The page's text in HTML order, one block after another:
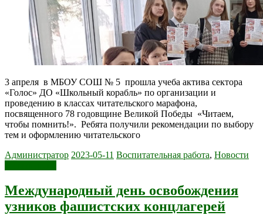
3 апреля в МБОУ СОШ № 5 прошла учеба актива сектора
«Голос» ДО «Школьный корабль» по организации и
проведению в классах читательского марафона,
посвященного 78 годовщине Великой Победы «Читаем,
чтобы помнить!». Ребята получили рекомендации по выбору
тем и оформлению читательского
Администратор 2023-05-11 Воспитательная работа, Новости
Международный день освобождения
узников фашистских концлагерей